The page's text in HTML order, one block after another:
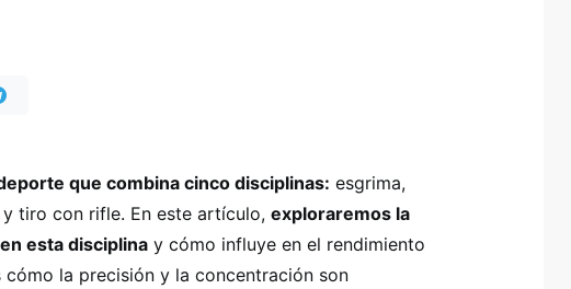
que combina cinco disciplinas: esgrima,
tiro con rifle. En este artículo, exploraremos la
esta disciplina y cómo influye en el rendimiento
la precisión y la concentración son